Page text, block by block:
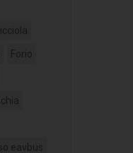
Forio
eavbus